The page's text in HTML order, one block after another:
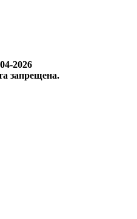
2026
запрещена.